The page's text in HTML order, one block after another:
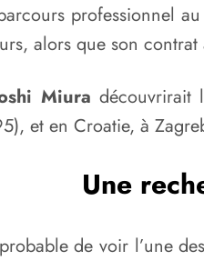
professionnel
alors que son
Miura découvrirait
et en Croatie, à
Une
de voir l’une